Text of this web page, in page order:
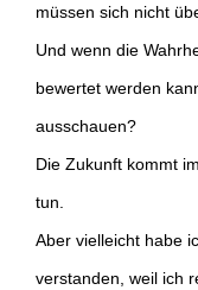
müssen sich nicht
Und wenn die
bewertet werden
ausschauen?
Die Zukunft kommt
tun.
Aber vielleicht habe
verstanden, weil ich